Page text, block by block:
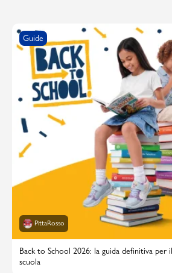
Guide
PittaRosso
Back to School 2026: la guida definitiva per
scuola